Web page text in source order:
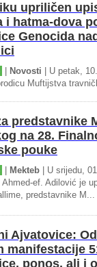
upriličen
i hatma-dova
Genocida
Novosti | U petak,
Muftijstva
predstavnike
na 28.
pouke
Mekteb | U srijedu,
ef. Adilović je
predstavnike M...
Ajvatovice:
manifestacije
ponos, ali i